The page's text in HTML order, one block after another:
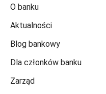
O banku
Aktualności
Blog bankowy
Dla członków banku
Zarząd